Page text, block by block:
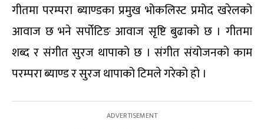
गीतमा परम्परा ब्याण्डका प्रमुख भोकलिस्ट प्रमोद खरेलको
आवाज छ भने सर्पोटिङ आवाज सृष्टि बुढाको छ । गीतमा
शब्द र संगीत सुरज थापाको छ । संगीत संयोजनको काम
परम्परा ब्याण्ड र सुरज थापाको टिमले गरेको हो ।